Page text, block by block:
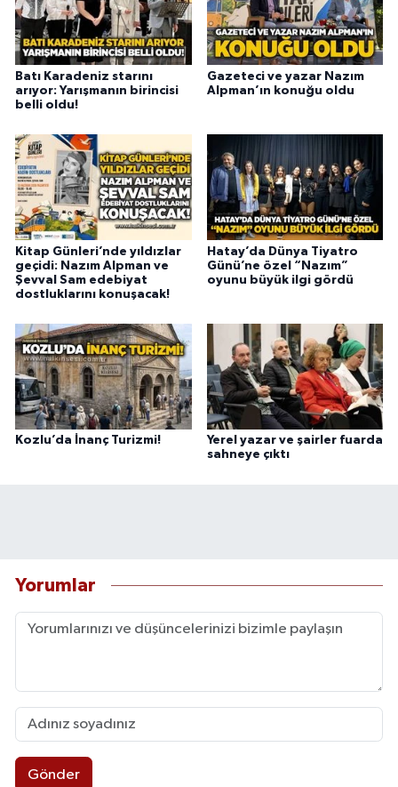
Batı Karadeniz starını
arıyor: Yarışmanın birincisi
belli oldu!
Gazeteci ve yazar Nazım
Alpman’ın konuğu oldu
Kitap Günleri’nde yıldızlar
geçidi: Nazım Alpman ve
Şevval Sam edebiyat
dostluklarını konuşacak!
Hatay’da Dünya Tiyatro
Günü’ne özel “Nazım”
oyunu büyük ilgi gördü
Kozlu’da İnanç Turizmi!
Yerel yazar ve şairler fuarda
sahneye çıktı
Yorumlar
Gönder